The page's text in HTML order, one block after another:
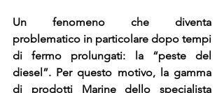
Un fenomeno che diventa
problematico in particolare dopo tempi
di fermo prolungati: la “peste del
diesel”. Per questo motivo, la gamma
di prodotti Marine dello specialista